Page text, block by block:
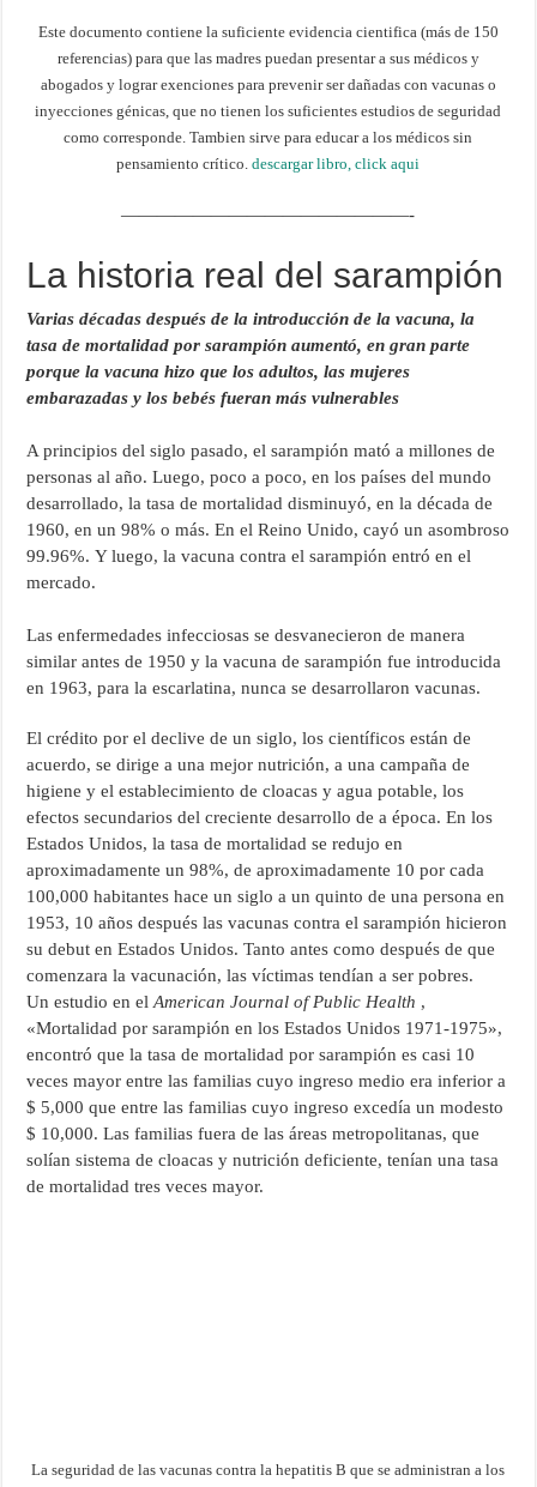
Este documento contiene la suficiente evidencia cientifica (más de 150
referencias) para que las madres puedan presentar a sus médicos y
abogados y lograr exenciones para prevenir ser dañadas con vacunas o
inyecciones génicas, que no tienen los suficientes estudios de seguridad
como corresponde. Tambien sirve para educar a los médicos sin
pensamiento crítico.descargar libro, click aqui
————————————————-
La historia real del sarampión
Varias décadas después de la introducción de la vacuna, la
tasa de mortalidad por sarampión aumentó, en gran parte
porque la vacuna hizo que los adultos, las mujeres
embarazadas y los bebés fueran más vulnerables
A principios del siglo pasado, el sarampión mató a millones de
personas al año. Luego, poco a poco, en los países del mundo
desarrollado, la tasa de mortalidad disminuyó, en la década de
1960, en un 98% o más. En el Reino Unido, cayó un asombroso
99.96%. Y luego, la vacuna contra el sarampión entró en el
mercado.
Las enfermedades infecciosas se desvanecieron de manera
similar antes de 1950 y la vacuna de sarampión fue introducida
en 1963, para la escarlatina, nunca se desarrollaron vacunas.
El crédito por el declive de un siglo, los científicos están de
acuerdo, se dirige a una mejor nutrición, a una campaña de
higiene y el establecimiento de cloacas y agua potable, los
efectos secundarios del creciente desarrollo de a época. En los
Estados Unidos, la tasa de mortalidad se redujo en
aproximadamente un 98%, de aproximadamente 10 por cada
100,000 habitantes hace un siglo a un quinto de una persona en
1953, 10 años después las vacunas contra el sarampión hicieron
su debut en Estados Unidos. Tanto antes como después de que
comenzara la vacunación, las víctimas tendían a ser pobres.
Un estudio en elAmerican Journal of Public Health ,
«Mortalidad por sarampión en los Estados Unidos 1971-1975»,
encontró que la tasa de mortalidad por sarampión es casi 10
veces mayor entre las familias cuyo ingreso medio era inferior a
$ 5,000 que entre las familias cuyo ingreso excedía un modesto
$ 10,000. Las familias fuera de las áreas metropolitanas, que
solían sistema de cloacas y nutrición deficiente, tenían una tasa
de mortalidad tres veces mayor.
La seguridad de las vacunas contra la hepatitis B que se administran a los